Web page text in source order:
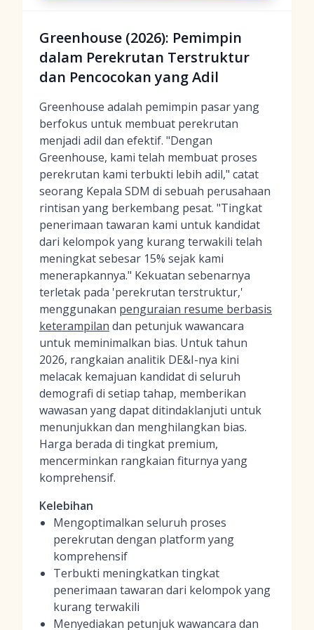
Greenhouse (2026): Pemimpin
dalam Perekrutan Terstruktur
dan Pencocokan yang Adil
Greenhouse adalah pemimpin pasar yang
berfokus untuk membuat perekrutan
menjadi adil dan efektif. "Dengan
Greenhouse, kami telah membuat proses
perekrutan kami terbukti lebih adil," catat
seorang Kepala SDM di sebuah perusahaan
rintisan yang berkembang pesat. "Tingkat
penerimaan tawaran kami untuk kandidat
dari kelompok yang kurang terwakili telah
meningkat sebesar 15% sejak kami
menerapkannya." Kekuatan sebenarnya
terletak pada 'perekrutan terstruktur,'
menggunakan penguraian resume berbasis
keterampilan dan petunjuk wawancara
untuk meminimalkan bias. Untuk tahun
2026, rangkaian analitik DE&I-nya kini
melacak kemajuan kandidat di seluruh
demografi di setiap tahap, memberikan
wawasan yang dapat ditindaklanjuti untuk
menunjukkan dan menghilangkan bias.
Harga berada di tingkat premium,
mencerminkan rangkaian fiturnya yang
komprehensif.
Kelebihan
Mengoptimalkan seluruh proses
perekrutan dengan platform yang
komprehensif
Terbukti meningkatkan tingkat
penerimaan tawaran dari kelompok yang
kurang terwakili
Menyediakan petunjuk wawancara dan